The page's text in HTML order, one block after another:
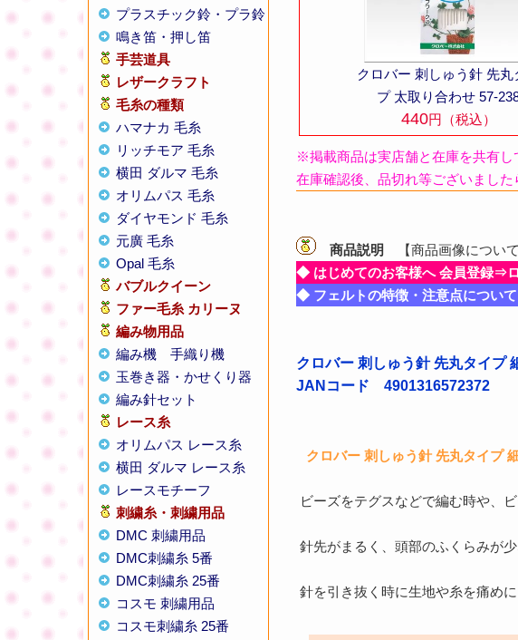
プラスチック鈴・プラ鈴
鳴き笛・押し笛
手芸道具
レザークラフト
毛糸の種類
ハマナカ 毛糸
リッチモア 毛糸
横田 ダルマ 毛糸
オリムパス 毛糸
ダイヤモンド 毛糸
元廣 毛糸
Opal 毛糸
バブルクイーン
ファー毛糸 カリーヌ
編み物用品
編み機
手織り機
玉巻き器・かせくり器
編み針セット
レース糸
オリムパス レース糸
横田 ダルマ レース糸
レースモチーフ
刺繍糸・刺繍用品
DMC 刺繍用品
DMC刺繍糸 5番
DMC刺繍糸 25番
コスモ 刺繍用品
コスモ刺繍糸 25番
クロバー 刺しゅう針 先丸
プ 太取り合わせ 57-
440円（税込）
※掲載商品は実店舗と在庫を共有し
在庫確認後、品切れ等ございまし
商品説明
【商品画像につい
◆ はじめてのお客様へ 会員登録⇒
◆ フェルトの特徴・注意点につい
クロバー 刺しゅう針 先丸タイプ
JANコード 4901316572372
クロバー 刺しゅう針 先丸タイプ
ビーズをテグスなどで編む時や、
針先がまるく、頭部のふくらみが
針を引き抜く時に生地や糸を痛め